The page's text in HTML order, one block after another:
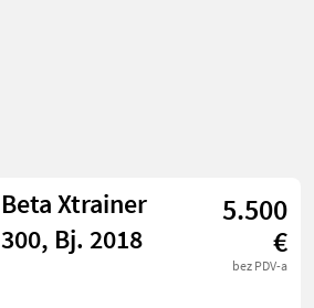
Beta Xtrainer
300, Bj. 2018
5.500
€
bez PDV-a